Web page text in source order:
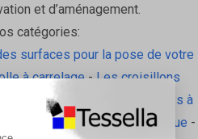
et d’aménagement.
catégories:
surfaces pour la pose de votre
à carrelage- Les croisillons
sol intérieur
Les plinthes à
-L'isolation écologique -